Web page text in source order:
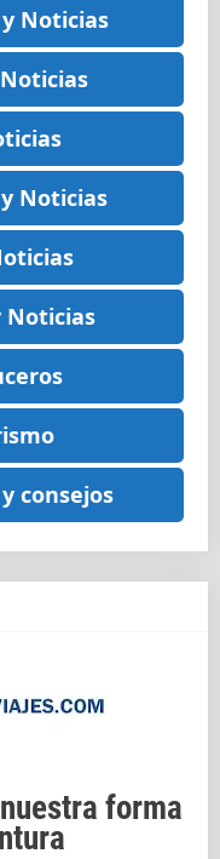
Noticias
Noticias
Noticias
consejos
forma